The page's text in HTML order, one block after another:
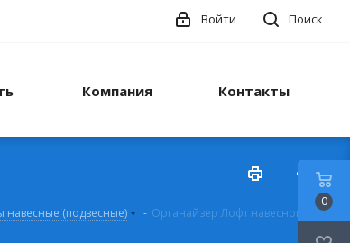
Поиск
Войти
Компания Контакты
навесные (подвесные) - Органайзер Лофт навесной
0